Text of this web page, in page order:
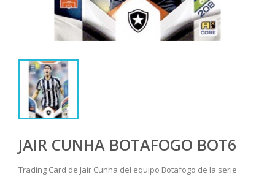
JAIR CUNHA BOTAFOGO BOT6
Trading Card de Jair Cunha del equipo Botafogo de la serie